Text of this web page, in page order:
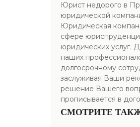
Юрист недорого в
юридической
Юридическая
сфере
юридических услуг.
наших
долгосрочному
заслуживая Ваши
решение Вашего
прописывается в
СМОТРИТЕ